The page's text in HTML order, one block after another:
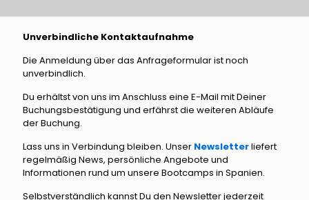
Unverbindliche Kontaktaufnahme
Die Anmeldung über das Anfrageformular ist noch
unverbindlich.
Du erhältst von uns im Anschluss eine E-Mail mit Deiner
Buchungsbestätigung und erfährst die weiteren Abläufe
der Buchung.
Lass uns in Verbindung bleiben. Unser Newsletterliefert
regelmäßig News, persönliche Angebote und
Informationen rund um unsere Bootcamps in Spanien.
Selbstverständlich kannst Du den Newsletter jederzeit